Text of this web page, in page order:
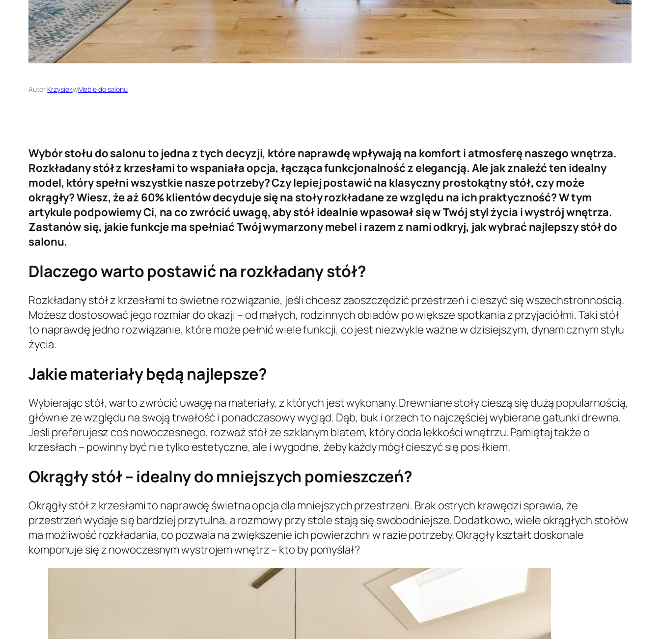
Autor:KrzysiekwMeble do salonu
Wybór stołu do salonu to jedna z tych decyzji, które naprawdę wpływają na komfort i atmosferę naszego wnętrza.
Rozkładany stół z krzesłami to wspaniała opcja, łącząca funkcjonalność z elegancją. Ale jak znaleźć ten idealny
model, który spełni wszystkie nasze potrzeby? Czy lepiej postawić na klasyczny prostokątny stół, czy może
okrągły? Wiesz, że aż 60% klientów decyduje się na stoły rozkładane ze względu na ich praktyczność? W tym
artykule podpowiemy Ci, na co zwrócić uwagę, aby stół idealnie wpasował się w Twój styl życia i wystrój wnętrza.
Zastanów się, jakie funkcje ma spełniać Twój wymarzony mebel i razem z nami odkryj, jak wybrać najlepszy stół do
salonu.
Dlaczego warto postawić na rozkładany stół?
Rozkładany stół z krzesłami to świetne rozwiązanie, jeśli chcesz zaoszczędzić przestrzeń i cieszyć się wszechstronnością.
Możesz dostosować jego rozmiar do okazji – od małych, rodzinnych obiadów po większe spotkania z przyjaciółmi. Taki stół
to naprawdę jedno rozwiązanie, które może pełnić wiele funkcji, co jest niezwykle ważne w dzisiejszym, dynamicznym stylu
życia.
Jakie materiały będą najlepsze?
Wybierając stół, warto zwrócić uwagę na materiały, z których jest wykonany. Drewniane stoły cieszą się dużą popularnością,
głównie ze względu na swoją trwałość i ponadczasowy wygląd. Dąb, buk i orzech to najczęściej wybierane gatunki drewna.
Jeśli preferujesz coś nowoczesnego, rozważ stół ze szklanym blatem, który doda lekkości wnętrzu. Pamiętaj także o
krzesłach – powinny być nie tylko estetyczne, ale i wygodne, żeby każdy mógł cieszyć się posiłkiem.
Okrągły stół – idealny do mniejszych pomieszczeń?
Okrągły stół z krzesłami to naprawdę świetna opcja dla mniejszych przestrzeni. Brak ostrych krawędzi sprawia, że
przestrzeń wydaje się bardziej przytulna, a rozmowy przy stole stają się swobodniejsze. Dodatkowo, wiele okrągłych stołów
ma możliwość rozkładania, co pozwala na zwiększenie ich powierzchni w razie potrzeby. Okrągły kształt doskonale
komponuje się z nowoczesnym wystrojem wnętrz – kto by pomyślał?